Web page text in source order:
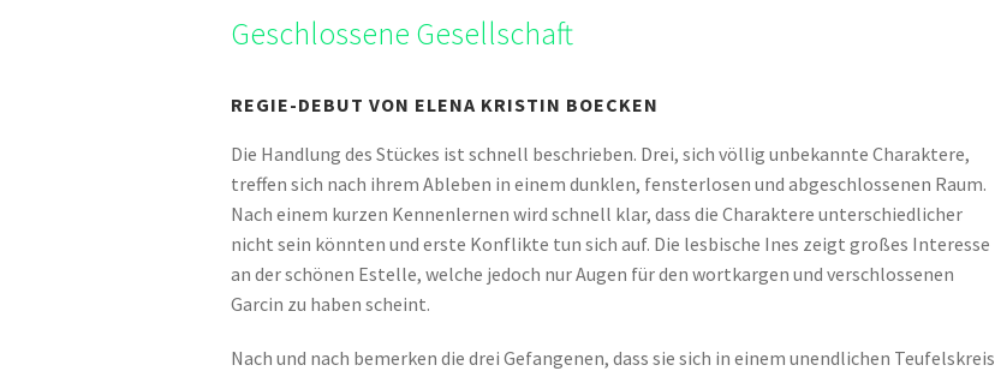
Geschlossene Gesellschaft
REGIE-DEBUT VON ELENA KRISTIN BOECKEN
Die Handlung des Stückes ist schnell beschrieben. Drei, sich völlig unbekannte Charaktere,
treffen sich nach ihrem Ableben in einem dunklen, fensterlosen und abgeschlossenen Raum.
Nach einem kurzen Kennenlernen wird schnell klar, dass die Charaktere unterschiedlicher
nicht sein könnten und erste Konflikte tun sich auf. Die lesbische Ines zeigt großes Interesse
an der schönen Estelle, welche jedoch nur Augen für den wortkargen und verschlossenen
Garcin zu haben scheint.
Nach und nach bemerken die drei Gefangenen, dass sie sich in einem unendlichen Teufelskreis